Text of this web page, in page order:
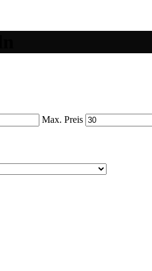
Max. Preis